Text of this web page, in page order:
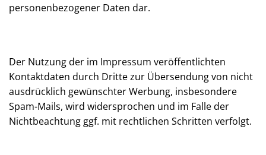
um Ihnen die Website anzuzeigen und die Stabilität
Auswertung personenbezogener Daten dar.
Der Nutzung der im Impressum veröffentlichten